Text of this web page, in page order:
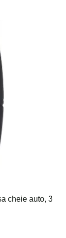
cheie auto, 3